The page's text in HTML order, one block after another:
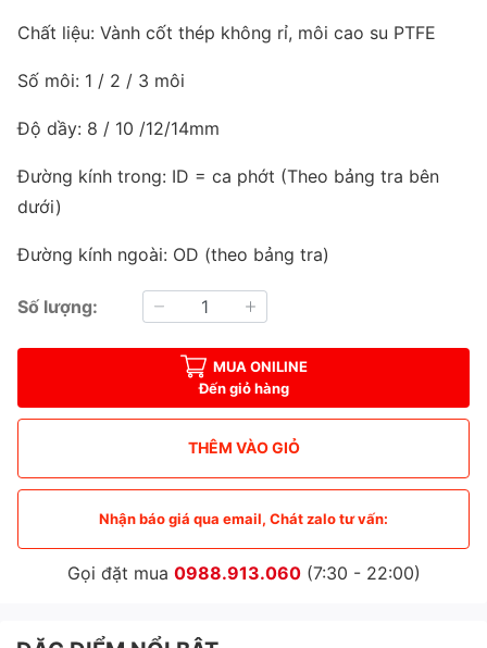
Chất liệu: Vành cốt thép không rỉ, môi cao su PTFE
Số môi: 1 / 2 / 3 môi
Độ dầy: 8 / 10 /12/14mm
Đường kính trong: ID = ca phớt (Theo bảng tra bên
dưới)
Đường kính ngoài: OD (theo bảng tra)
Số lượng:
MUA ONILINE
Đến giỏ hàng
THÊM VÀO GIỎ
Nhận báo giá qua email, Chát zalo tư vấn:
Gọi đặt mua 0988.913.060(7:30 - 22:00)